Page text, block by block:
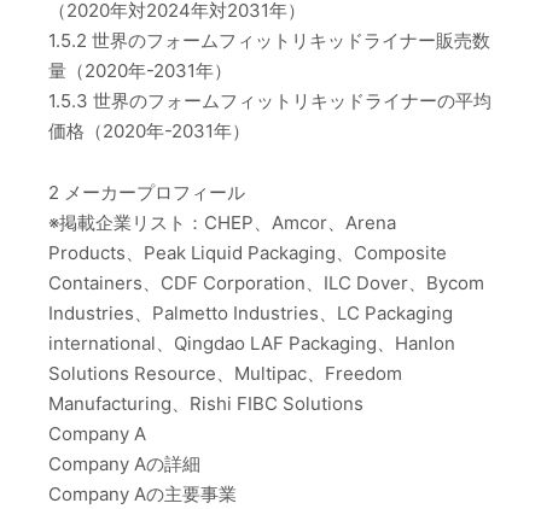
（2020年対2024年対2031年）
1.5.2 世界のフォームフィットリキッドライナー販売数
量（2020年-2031年）
1.5.3 世界のフォームフィットリキッドライナーの平均
価格（2020年-2031年）
2 メーカープロフィール
※掲載企業リスト：CHEP、Amcor、Arena
Products、Peak Liquid Packaging、Composite
Containers、CDF Corporation、ILC Dover、Bycom
Industries、Palmetto Industries、LC Packaging
international、Qingdao LAF Packaging、Hanlon
Solutions Resource、Multipac、Freedom
Manufacturing、Rishi FIBC Solutions
Company A
Company Aの詳細
Company Aの主要事業